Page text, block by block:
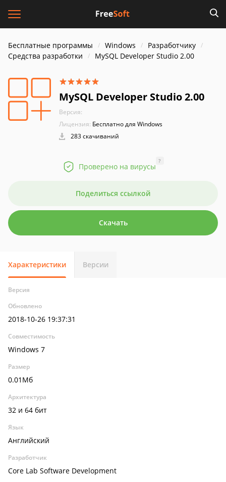
Бесплатные программы Windows
Разработчику
Средства разработки
MySQL Developer Studio 2.00
MySQL Developer Studio 2.00
Версия:
Лицензия: Бесплатно для Windows
283 скачиваний
Проверено на вирусы
?
Поделиться ссылкой
Скачать
Характеристики Версии
Версия
Обновлено
2018-10-26 19:37:31
Совместимость
Windows 7
Размер
0.01Мб
Архитектура
32 и 64 бит
Язык
Английский
Разработчик
Core Lab Software Development